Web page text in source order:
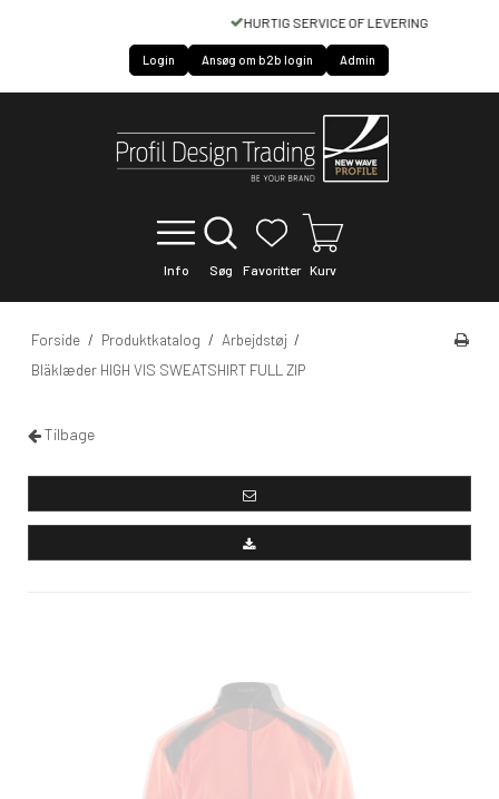
HURTIG SERVICE OF LEVERING
Login Ansøg om b2b login Admin
Info Søg Favoritter Kurv
Forside / Produktkatalog / Arbejdstøj /
Bläklæder HIGH VIS SWEATSHIRT FULL ZIP
Tilbage